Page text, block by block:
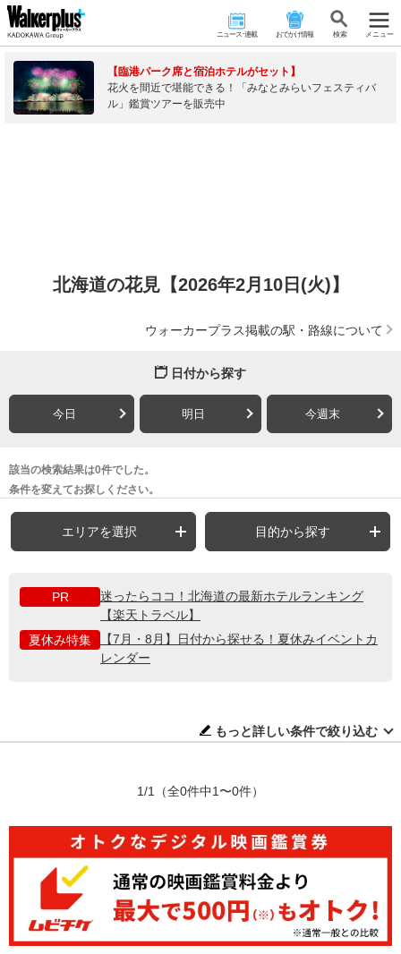
ニュース･連載 おでかけ情報 検 索 メニュー
【臨港パーク席と宿泊ホテルがセット】
花火を間近で堪能できる！「みなとみらいフェスティバ
ル」鑑賞ツアーを販売中
北海道の花見【2026年2月10日(火)】
ウォーカープラス掲載の駅・路線について
日付から探す
今日 明日 今週末
該当の検索結果は0件でした。
条件を変えてお探しください。
エリアを選択 目的から探す
PR
迷ったらココ！北海道の最新ホテルランキング
【楽天トラベル】
夏休み特集
【7月・8月】日付から探せる！夏休みイベントカ
レンダー
もっと詳しい条件で絞り込む
1/1 （全0件中1〜0件）